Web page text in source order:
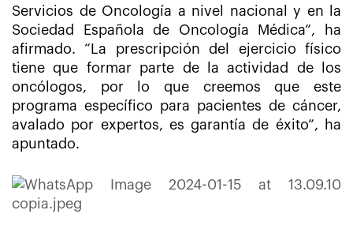
Servicios de Oncología a nivel nacional y en la
Sociedad Española de Oncología Médica”, ha
afirmado. “La prescripción del ejercicio físico
tiene que formar parte de la actividad de los
oncólogos, por lo que creemos que este
programa específico para pacientes de cáncer,
avalado por expertos, es garantía de éxito”, ha
apuntado.